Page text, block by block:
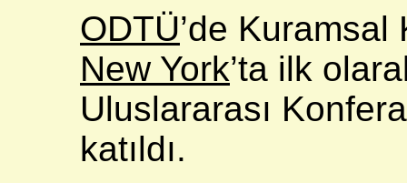
ODTÜ’de Kuramsal
New York’ta ilk
Uluslararası
katıldı.